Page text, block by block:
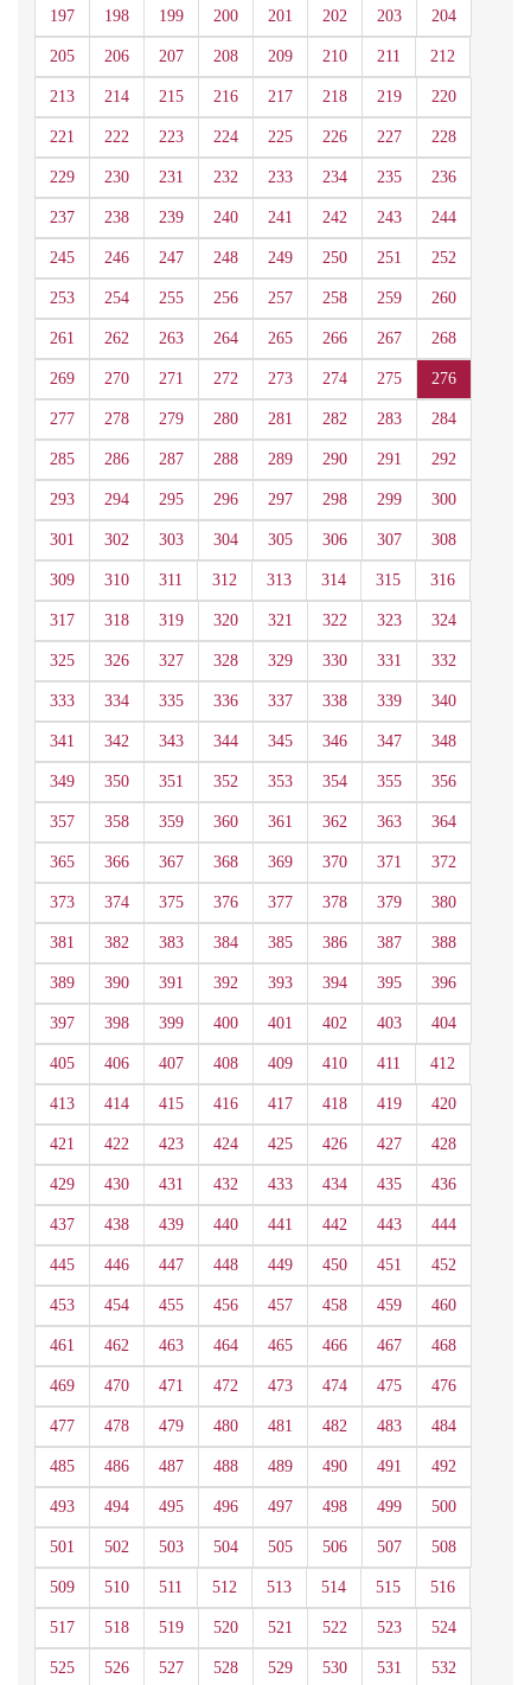
197 198 199 200 201 202 203 204
205 206 207 208 209 210 211 212
213 214 215 216 217 218 219 220
221 222 223 224 225 226 227 228
229 230 231 232 233 234 235 236
237 238 239 240 241 242 243 244
245 246 247 248 249 250 251 252
253 254 255 256 257 258 259 260
261 262 263 264 265 266 267 268
269 270 271 272 273 274 275 276
277 278 279 280 281 282 283 284
285 286 287 288 289 290 291 292
293 294 295 296 297 298 299 300
301 302 303 304 305 306 307 308
309 310 311 312 313 314 315 316
317 318 319 320 321 322 323 324
325 326 327 328 329 330 331 332
333 334 335 336 337 338 339 340
341 342 343 344 345 346 347 348
349 350 351 352 353 354 355 356
357 358 359 360 361 362 363 364
365 366 367 368 369 370 371 372
373 374 375 376 377 378 379 380
381 382 383 384 385 386 387 388
389 390 391 392 393 394 395 396
397 398 399 400 401 402 403 404
405 406 407 408 409 410 411 412
413 414 415 416 417 418 419 420
421 422 423 424 425 426 427 428
429 430 431 432 433 434 435 436
437 438 439 440 441 442 443 444
445 446 447 448 449 450 451 452
453 454 455 456 457 458 459 460
461 462 463 464 465 466 467 468
469 470 471 472 473 474 475 476
477 478 479 480 481 482 483 484
485 486 487 488 489 490 491 492
493 494 495 496 497 498 499 500
501 502 503 504 505 506 507 508
509 510 511 512 513 514 515 516
517 518 519 520 521 522 523 524
525 526 527 528 529 530 531 532